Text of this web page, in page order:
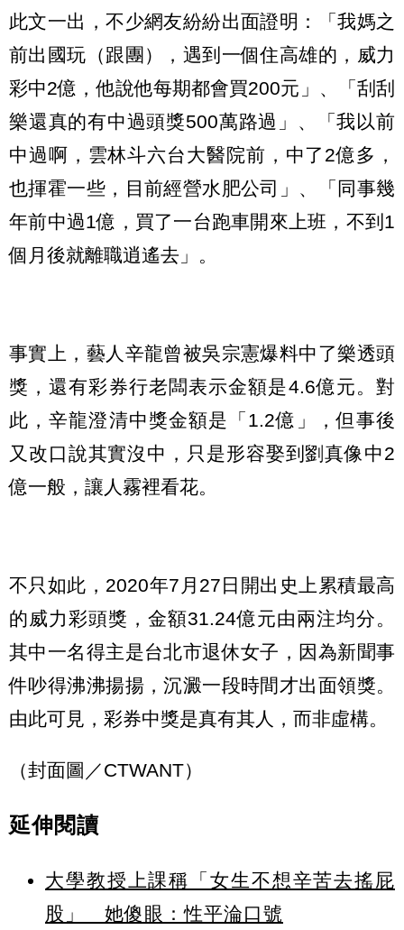
此文一出，不少網友紛紛出面證明：「我媽之
前出國玩（跟團），遇到一個住高雄的，威力
彩中2億，他說他每期都會買200元」、「刮刮
樂還真的有中過頭獎500萬路過」、「我以前
中過啊，雲林斗六台大醫院前，中了2億多，
也揮霍一些，目前經營水肥公司」、「同事幾
年前中過1億，買了一台跑車開來上班，不到1
個月後就離職逍遙去」。
事實上，藝人辛龍曾被吳宗憲爆料中了樂透頭
獎，還有彩券行老闆表示金額是4.6億元。對
此，辛龍澄清中獎金額是「1.2億」，但事後
又改口說其實沒中，只是形容娶到劉真像中2
億一般，讓人霧裡看花。
不只如此，2020年7月27日開出史上累積最高
的威力彩頭獎，金額31.24億元由兩注均分。
其中一名得主是台北市退休女子，因為新聞事
件吵得沸沸揚揚，沉澱一段時間才出面領獎。
由此可見，彩券中獎是真有其人，而非虛構。
（封面圖／CTWANT）
延伸閱讀
大學教授上課稱「女生不想辛苦去搖屁
股」 她傻眼：性平淪口號